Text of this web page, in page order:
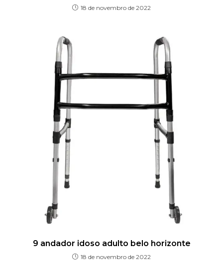
18 de novembro de 2022
9 andador idoso adulto belo horizonte
18 de novembro de 2022